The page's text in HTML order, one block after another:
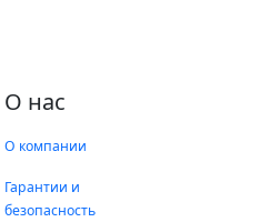
О нас
О компании
Гарантии и
безопасность